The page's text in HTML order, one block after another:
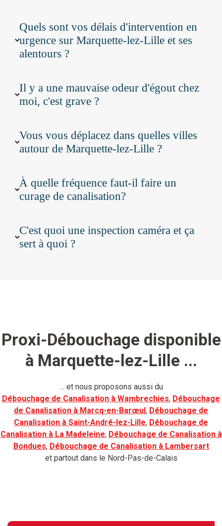
Quels sont vos délais d'intervention en
urgence sur Marquette-lez-Lille et ses
alentours ?
Il y a une mauvaise odeur d'égout chez
moi, c'est grave ?
Vous vous déplacez dans quelles villes
autour de Marquette-lez-Lille ?
À quelle fréquence faut-il faire un
curage de canalisation?
C'est quoi une inspection caméra et ça
sert à quoi ?
Proxi-Débouchage disponible
à Marquette-lez-Lille ...
… et nous proposons aussi du
Débouchage de Canalisation à Wambrechies, Débouchage
de Canalisation à Marcq-en-Barœul , Débouchage de
Canalisation à Saint-André-lez-Lille, Débouchage de
Canalisation à La Madeleine, Débouchage de Canalisation à
Bondues, Débouchage de Canalisation à Lambersart
et partout dans le Nord-Pas-de-Calais